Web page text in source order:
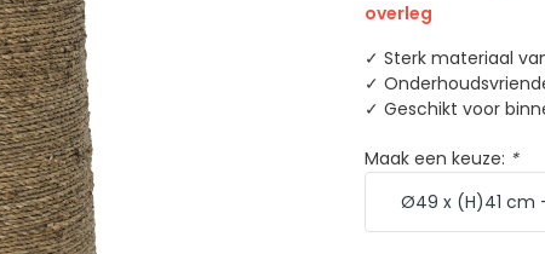
overleg
✓ Sterk materiaal
✓
✓ Geschikt voor
Maak een keuze: *